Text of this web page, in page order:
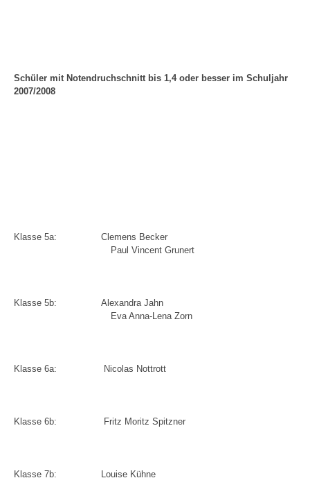
Schüler mit Notendruchschnitt bis 1,4 oder besser im Schuljahr
2007/2008
Klasse 5a:
Clemens Becker
Paul Vincent Grunert
Klasse 5b:
Alexandra Jahn
Eva Anna-Lena Zorn
Klasse 6a: Nicolas Nottrott
Klasse 6b: Fritz Moritz Spitzner
Klasse 7b:
Louise Kühne